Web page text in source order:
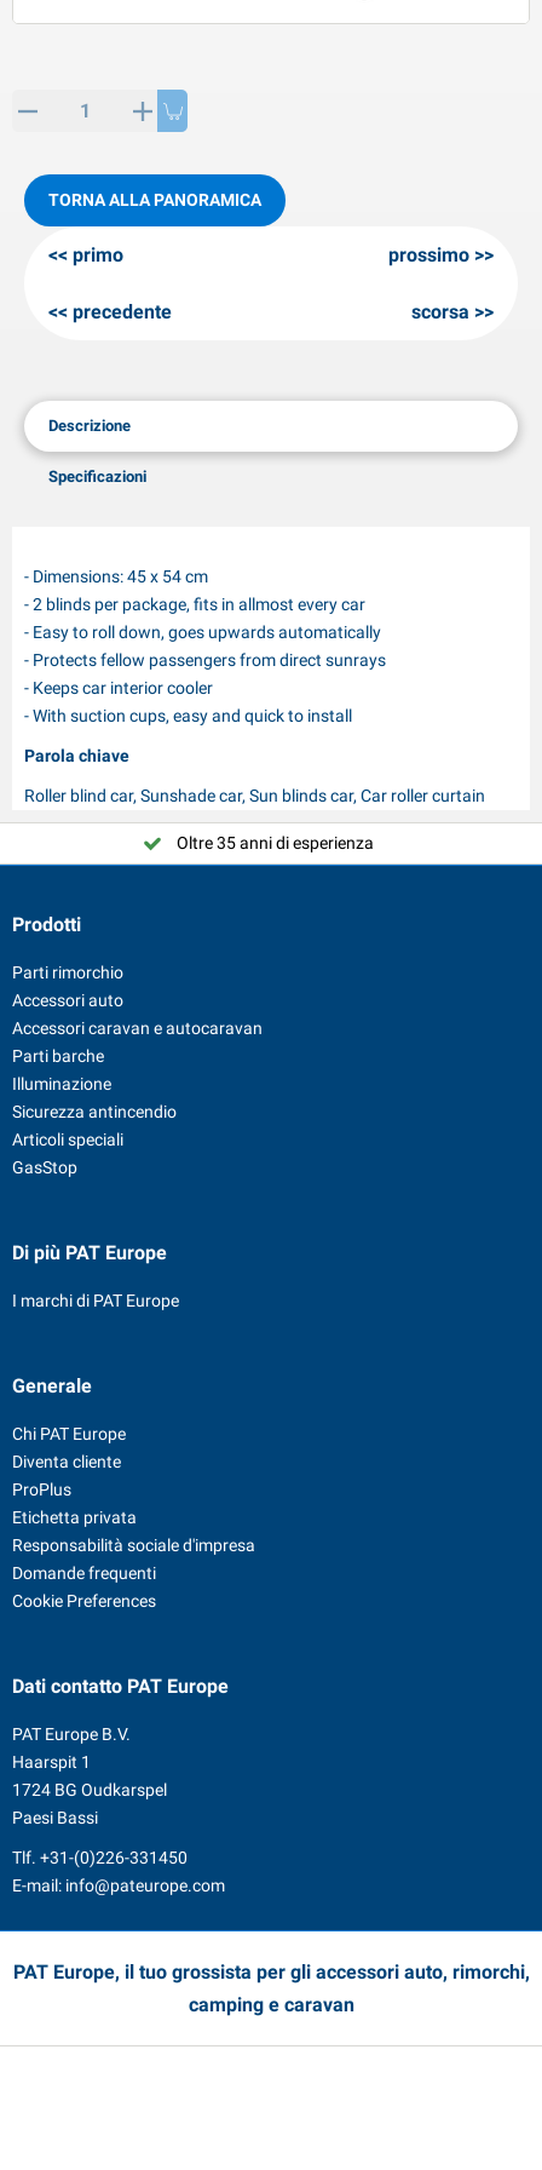
di SPP
invernali
TORNA ALLA PANORAMICA
primo
precedente
prossimo
scorsa
Descrizione
Specificazioni
- Dimensions: 45 x 54 cm
- 2 blinds per package, fits in allmost every car
- Easy to roll down, goes upwards automatically
- Protects fellow passengers from direct sunrays
- Keeps car interior cooler
- With suction cups, easy and quick to install
Parola chiave
Roller blind car, Sunshade car, Sun blinds car, Car roller curtain
Oltre 35 anni di esperienza
Prodotti
Parti rimorchio
Accessori auto
Accessori caravan e autocaravan
Parti barche
Illuminazione
Sicurezza antincendio
Articoli speciali
GasStop
Di più PAT Europe
I marchi di PAT Europe
Generale
Chi PAT Europe
Diventa cliente
ProPlus
Etichetta privata
Responsabilità sociale d'impresa
Domande frequenti
Cookie Preferences
Dati contatto PAT Europe
PAT Europe B.V.
Haarspit 1
1724 BG Oudkarspel
Paesi Bassi
Tlf. +31-(0)226-331450
E-mail: info@pateurope.com
PAT Europe, il tuo grossista per gli accessori auto, rimorchi,
camping e caravan